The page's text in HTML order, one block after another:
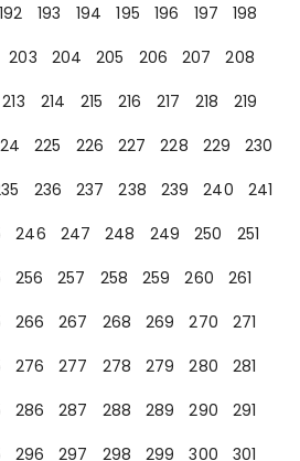
192 193 194 195 196 197
198
203 204 205 206 207
208
213 214 215 216 217 218
219
225 226 227 228 229
230
236 237 238 239 240
241
246 247 248 249 250
251
256 257 258 259 260
261
266 267 268 269 270
271
276 277 278 279 280
281
286 287 288 289 290
291
296 297 298 299 300 301